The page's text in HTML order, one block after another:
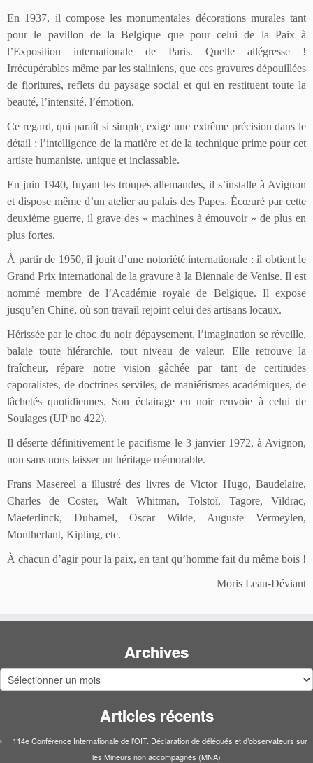
En 1937, il compose les monumentales décorations murales tant
pour le pavillon de la Belgique que pour celui de la Paix à
l’Exposition internationale de Paris. Quelle allégresse !
Irrécupérables même par les staliniens, que ces gravures dépouillées
de fioritures, reflets du paysage social et qui en restituent toute la
beauté, l’intensité, l’émotion.
Ce regard, qui paraît si simple, exige une extrême précision dans le
détail : l’intelligence de la matière et de la technique prime pour cet
artiste humaniste, unique et inclassable.
En juin 1940, fuyant les troupes allemandes, il s’installe à Avignon
et dispose même d’un atelier au palais des Papes. Écœuré par cette
deuxième guerre, il grave des « machines à émouvoir » de plus en
plus fortes.
À partir de 1950, il jouit d’une notoriété internationale : il obtient le
Grand Prix international de la gravure à la Biennale de Venise. Il est
nommé membre de l’Académie royale de Belgique. Il expose
jusqu’en Chine, où son travail rejoint celui des artisans locaux.
Hérissée par le choc du noir dépaysement, l’imagination se réveille,
balaie toute hiérarchie, tout niveau de valeur. Elle retrouve la
fraîcheur, répare notre vision gâchée par tant de certitudes
caporalistes, de doctrines serviles, de maniérismes académiques, de
lâchetés quotidiennes. Son éclairage en noir renvoie à celui de
Soulages (UP no 422).
Il déserte définitivement le pacifisme le 3 janvier 1972, à Avignon,
non sans nous laisser un héritage mémorable.
Frans Masereel a illustré des livres de Victor Hugo, Baudelaire,
Charles de Coster, Walt Whitman, Tolstoï, Tagore, Vildrac,
Maeterlinck, Duhamel, Oscar Wilde, Auguste Vermeylen,
Montherlant, Kipling, etc.
À chacun d’agir pour la paix, en tant qu’homme fait du même bois !
Moris Leau-Déviant
Archives
Archives
Articles récents
114e Conférence Internationale de l’OIT. Déclaration de délégués et d’observateurs sur
les Mineurs non accompagnés (MNA)